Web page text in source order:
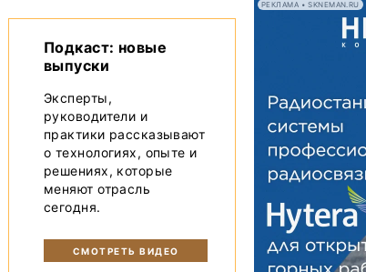
с предприятий
MiningWorld Russia 2026
ДП Подкаст. Новый сезон
Рудник 2025
MiningWorld Russia 2025
Подкаст: новые
выпуски
Эксперты,
руководители и
практики рассказывают
о технологиях, опыте и
решениях, которые
меняют отрасль
сегодня.
СМОТРЕТЬ ВИДЕО
РЕКЛАМА • SKNEMAN.RU